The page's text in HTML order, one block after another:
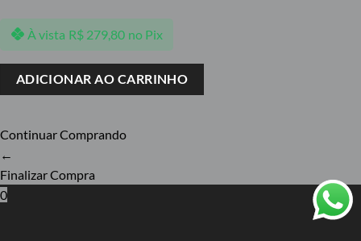
À vista R$279,80 no Pix
ADICIONAR AO CARRINHO
Continuar Comprando
←
Finalizar Compra
0